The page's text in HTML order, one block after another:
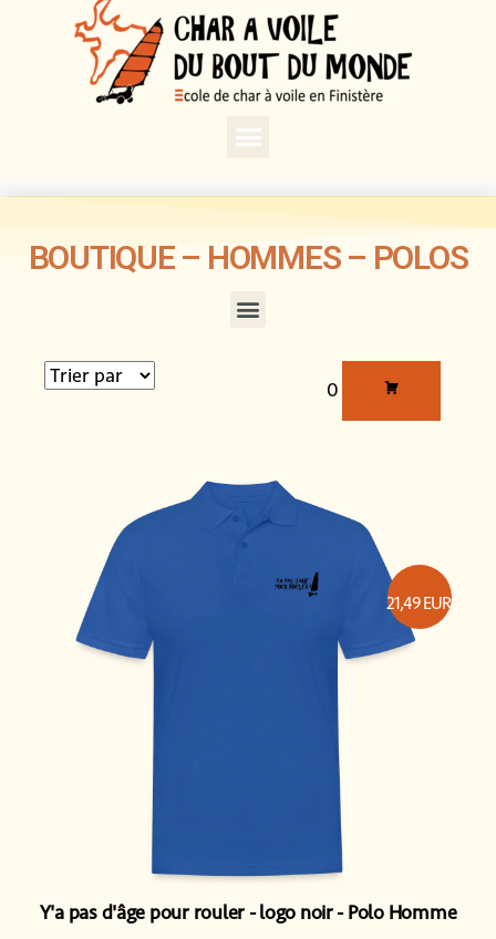
BOUTIQUE – HOMMES – POLOS
0
Y'a pas d'âge pour rouler - logo noir Polo Homme
21,49EUR